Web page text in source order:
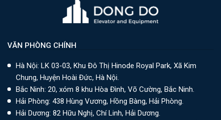
VĂN PHÒNG CHÍNH
Hà Nội: LK 03-03, Khu Đô Thị Hinode Royal Park, Xã Kim
Chung, Huyện Hoài Đức, Hà Nội.
Bắc Ninh: 20, xóm 8 khu Hòa Đình, Võ Cường, Bắc Ninh.
Hải Phòng: 438 Hùng Vương, Hồng Bàng, Hải Phòng.
Hải Dương: 82 Hữu Nghị, Chí Linh, Hải Dương.